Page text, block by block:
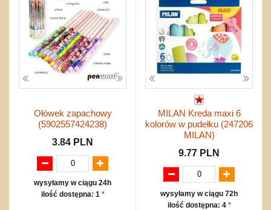
Ołówek zapachowy
(5902557424238)
3.84 PLN
wysyłamy w ciągu 24h
ilość dostępna: 1 *
MILAN Kreda maxi 6
kolorów w pudełku (247206
MILAN)
9.77 PLN
wysyłamy w ciągu 72h
ilość dostępna: 4 *